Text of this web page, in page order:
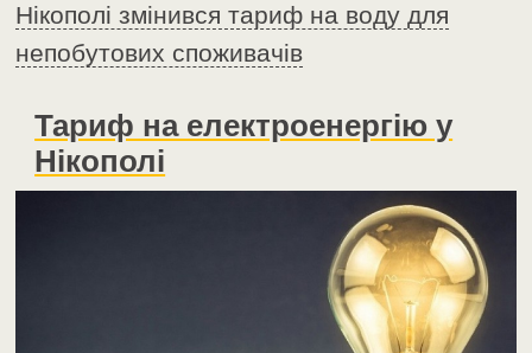
Нікополі змінився тариф на воду для
непобутових споживачів
Тариф на електроенергію у
Нікополі